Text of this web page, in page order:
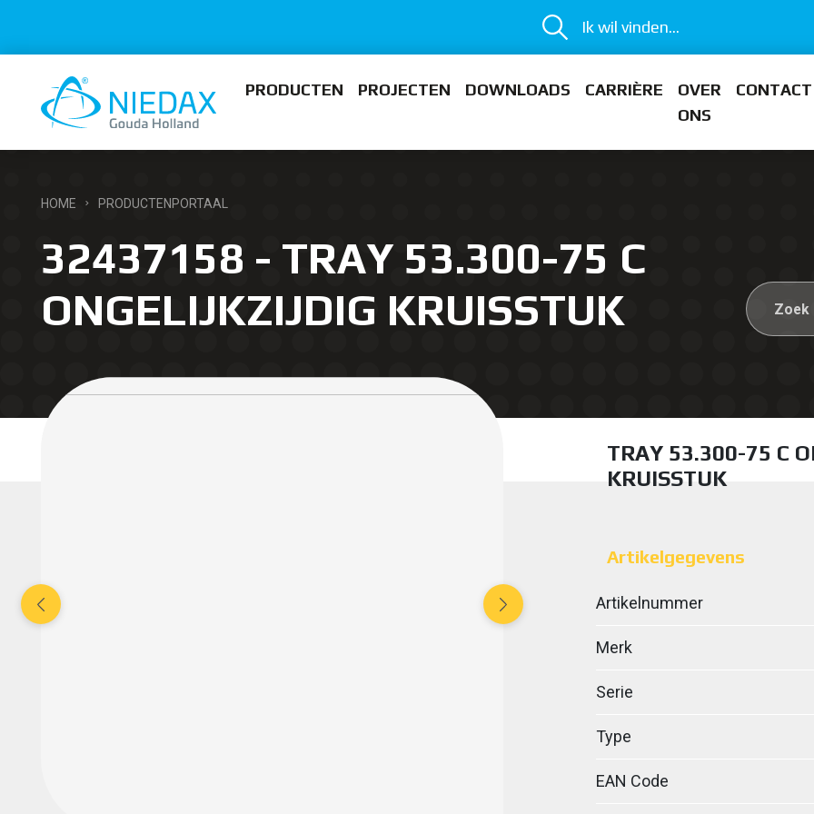
Ik wil vinden...
PRODUCTEN PROJECTEN DOWNLOADS CARRIÈRE
OVER
ONS
CONTACT
HOME PRODUCTENPORTAAL
32437158 - TRAY 53.300-75 C
ONGELIJKZIJDIG KRUISSTUK
TRAY 53.300-75 C
KRUISSTUK
Artikelgegevens
Artikelnummer
Merk
Serie
Type
EAN Code